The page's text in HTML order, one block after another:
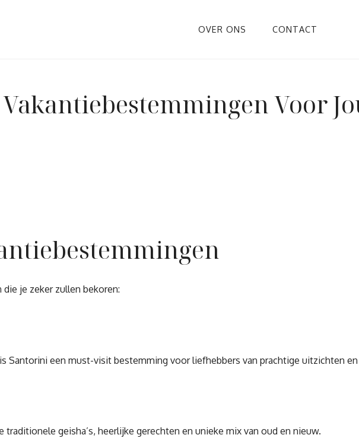
OVER ONS CONTACT
Voor
je zeker zullen bekoren:
een must-visit bestemming voor liefhebbers van prachtige uitzichten
geisha’s, heerlijke gerechten en unieke mix van oud en nieuw.